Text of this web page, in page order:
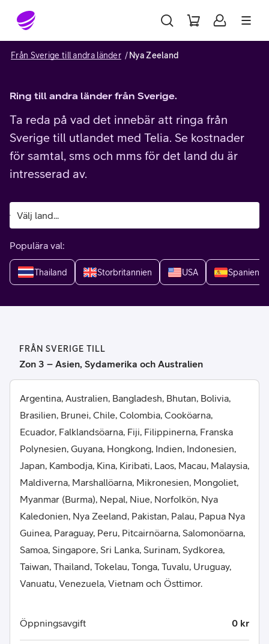
Gå till sidans innehåll
Från Sverige till andra länder Nya Zeeland
Ring till andra länder från Sverige.
Ta reda på vad det innebär att ringa från
Sverige till utlandet med Telia. Se kostnader
för samtal, sms och mms för det land du är
intresserad av.
Populära val:
Thailand Storbritannien USA Spanien
FRÅN SVERIGE TILL
Zon 3 – Asien, Sydamerika och Australien
Argentina, Australien, Bangladesh, Bhutan, Bolivia,
Brasilien, Brunei, Chile, Colombia, Cooköarna,
Ecuador, Falklandsöarna, Fiji, Filippinerna, Franska
Polynesien, Guyana, Hongkong, Indien, Indonesien,
Japan, Kambodja, Kina, Kiribati, Laos, Macau, Malaysia,
Maldiverna, Marshallöarna, Mikronesien, Mongoliet,
Myanmar (Burma), Nepal, Niue, Norfolkön, Nya
Kaledonien, Nya Zeeland, Pakistan, Palau, Papua Nya
Guinea, Paraguay, Peru, Pitcairnöarna, Salomonöarna,
Samoa, Singapore, Sri Lanka, Surinam, Sydkorea,
Taiwan, Thailand, Tokelau, Tonga, Tuvalu, Uruguay,
Vanuatu, Venezuela, Vietnam och Östtimor.
Öppningsavgift 0 kr